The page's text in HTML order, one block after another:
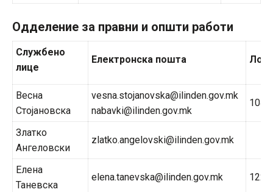
Одделение за правни и општи работи
Службено
лице
Електронска пошта
Весна
Стојановска
vesna.stojanovska@ilinden.gov.mk
nabavki@ilinden.gov.mk
104
Златко
Ангеловски
zlatko.angelovski@ilinden.gov.mk
Елена
Таневска
elena.tanevska@ilinden.gov.mk 122